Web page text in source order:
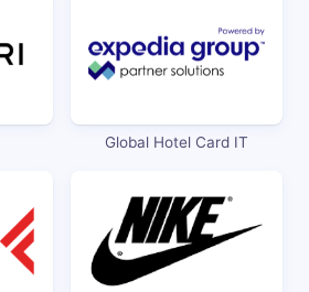
Global Hotel Card IT